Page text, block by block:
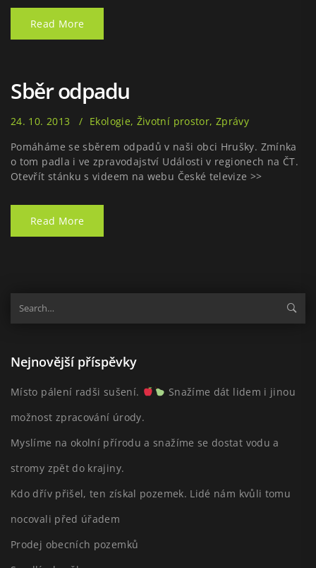
Read More
Sběr odpadu
24. 10. 2013 Ekologie, Životní prostor, Zprávy
Pomáháme se sběrem odpadů v naši obci Hrušky. Zmínka
o tom padla i ve zpravodajství Události v regionech na ČT.
Otevřít stánku s videem na webu České televize >>
Read More
Nejnovější příspěvky
Místo pálení radši sušení.
Snažíme dát lidem i jinou
možnost zpracování úrody.
Myslíme na okolní přírodu a snažíme se dostat vodu a
stromy zpět do krajiny.
Kdo dřív přišel, ten získal pozemek. Lidé nám kvůli tomu
nocovali před úřadem
Prodej obecních pozemků